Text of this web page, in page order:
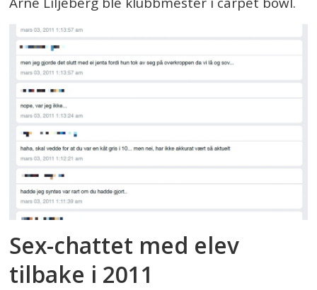
Sex-chattet med elev
tilbake i 2011